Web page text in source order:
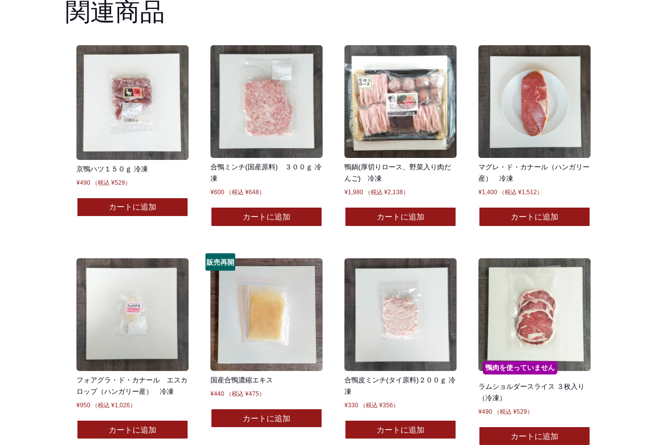
５
０
×
１
関連商品
京鴨ハツ１５０ｇ 冷凍
¥490 （税込 ¥529 ）
カートに追加
合鴨ミンチ(国産原料) ３００ｇ 冷
凍
¥600 （税込 ¥648）
カートに追加
鴨鍋(厚切りロース、野菜入り肉だ
んご) 冷凍
¥1,980 （税込 ¥2,138）
カートに追加
マグレ・ド・カナール（ハンガリー
産） 冷凍
¥1,400 （税込 ¥1,512 ）
カートに追加
フォアグラ・ド・カナール エスカ
ロップ（ハンガリー産） 冷凍
¥950 （税込 ¥1,026 ）
カートに追加
販売再開
国産合鴨濃縮エキス
¥440 （税込 ¥475）
カートに追加
合鴨皮ミンチ(タイ原料)２００ｇ 冷
凍
¥330 （税込 ¥356 ）
カートに追加
鴨肉を使っていません
ラムショルダースライス ３枚入り
（冷凍）
¥490 （税込 ¥529 ）
カートに追加